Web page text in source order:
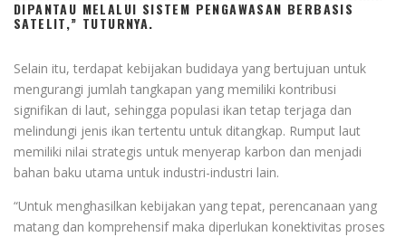
DIPANTAU MELALUI SISTEM PENGAWASAN BERBASIS
SATELIT,” TUTURNYA.
Selain itu, terdapat kebijakan budidaya yang bertujuan untuk
mengurangi jumlah tangkapan yang memiliki kontribusi
signifikan di laut, sehingga populasi ikan tetap terjaga dan
melindungi jenis ikan tertentu untuk ditangkap. Rumput laut
memiliki nilai strategis untuk menyerap karbon dan menjadi
bahan baku utama untuk industri-industri lain.
“Untuk menghasilkan kebijakan yang tepat, perencanaan yang
matang dan komprehensif maka diperlukan konektivitas proses